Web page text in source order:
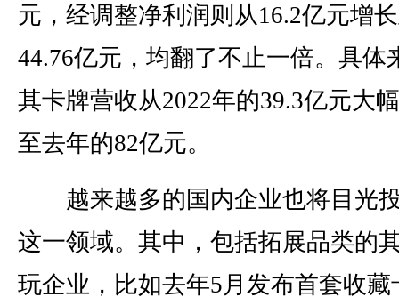
元，经调整净利润则从16.2亿元增
44.76亿元，均翻了不止一倍。具体
其卡牌营收从2022年的39.3亿元大
至去年的82亿元。
越来越多的国内企业也将目光
这一领域。其中，包括拓展品类的
玩企业，比如去年5月发布首套收藏